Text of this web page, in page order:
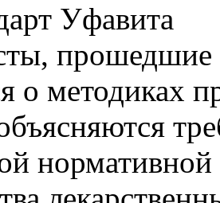
Уфавита
прошедшие
о методиках